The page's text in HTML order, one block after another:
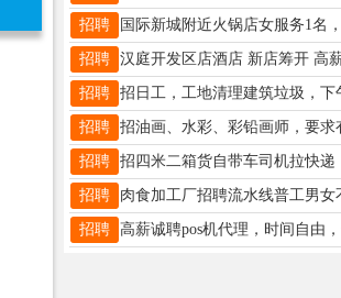
招聘
招聘
招聘
招聘
招聘
招聘
招聘